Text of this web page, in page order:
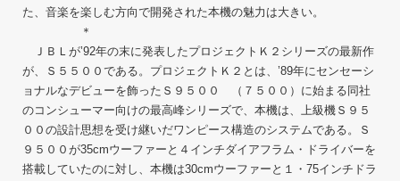
た、音楽を楽しむ方向で開発された本機の魅力は大きい。
＊
ＪＢＬが’92年の末に発表したプロジェクトＫ２シリーズの最新作
が、Ｓ５５００である。プロジェクトＫ２とは、’89年にセンセーシ
ョナルなデビューを飾ったＳ９５００ （７５００）に始まる同社
のコンシューマー向けの最高峰シリーズで、本機は、上級機Ｓ９５
００の設計思想を受け継いだワンピース構造のシステムである。Ｓ
９５００が35cmウーファーと４インチダイアフラム・ドライバーを
搭載していたのに対し、本機は30cmウーファーと１・75インチドラ